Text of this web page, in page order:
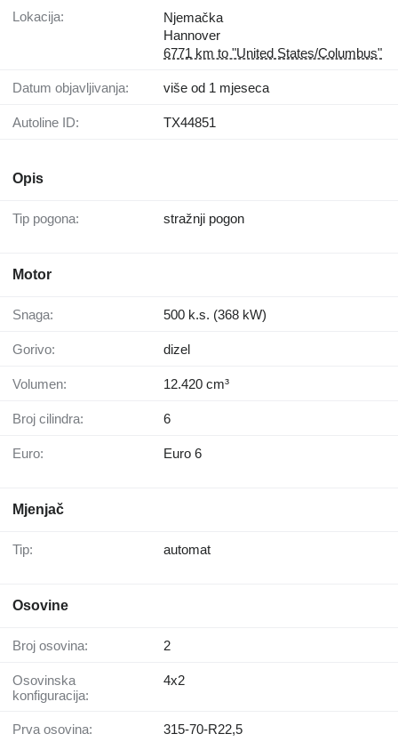
Lokacija:
Njemačka
Hannover
6771 km to "United States/Columbus"
Datum objavljivanja: više od 1 mjeseca
Autoline ID: TX44851
Opis
Tip pogona: stražnji pogon
Motor
Snaga: 500 k.s. (368 kW)
Gorivo: dizel
Volumen: 12.420 cm³
Broj cilindra: 6
Euro: Euro 6
Mjenjač
Tip: automat
Osovine
Broj osovina: 2
Osovinska
konfiguracija:
4x2
Prva osovina: 315-70-R22,5